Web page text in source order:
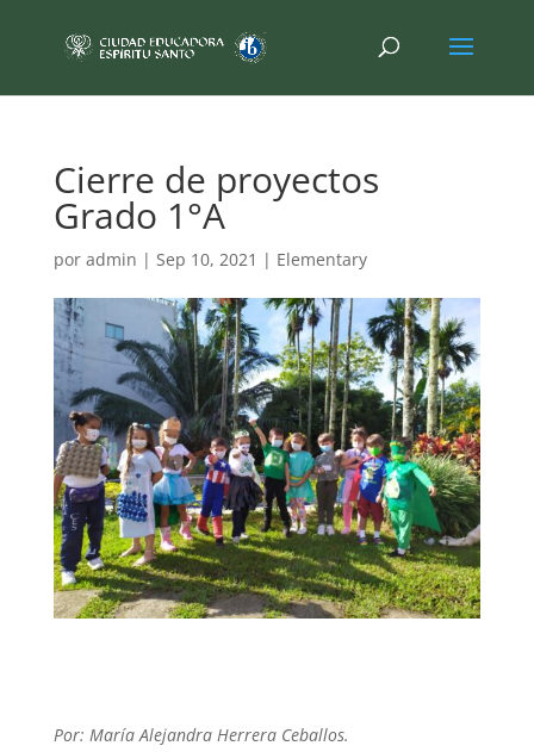
Cierre de proyectos
Grado 1°A
por admin | Sep 10, 2021 | Elementary
Por: María Alejandra Herrera Ceballos.